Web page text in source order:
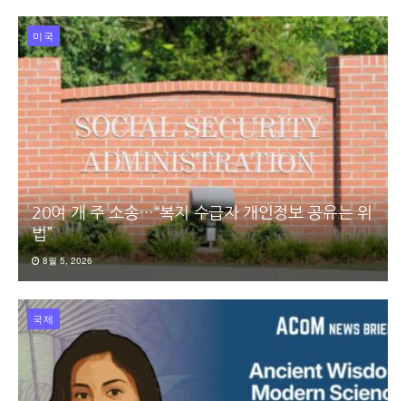
미국
20여 개 주 소송…“복지 수급자 개인정보 공유는 위
법”
8월 5, 2026
국제